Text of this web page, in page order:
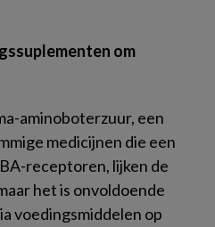
om
aminoboterzuur, een
medicijnen die een
receptoren, lijken de
het is onvoldoende
voedingsmiddelen op